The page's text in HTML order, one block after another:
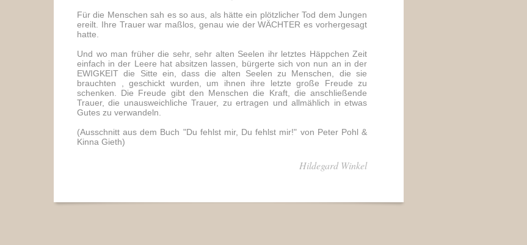
Für die Menschen sah es so aus, als hätte ein plötzlicher Tod dem Jungen
ereilt. Ihre Trauer war maßlos, genau wie der WÄCHTER es vorhergesagt
hatte.
Und wo man früher die sehr, sehr alten Seelen ihr letztes Häppchen Zeit
einfach in der Leere hat absitzen lassen, bürgerte sich von nun an in der
EWIGKEIT die Sitte ein, dass die alten Seelen zu Menschen, die sie
brauchten , geschickt wurden, um ihnen ihre letzte große Freude zu
schenken. Die Freude gibt den Menschen die Kraft, die anschließende
Trauer, die unausweichliche Trauer, zu ertragen und allmählich in etwas
Gutes zu verwandeln.
(Ausschnitt aus dem Buch "Du fehlst mir, Du fehlst mir!" von Peter Pohl &
Kinna Gieth)
Hildegard Winkel